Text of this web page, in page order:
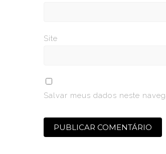
Site
Salvar meus dados neste